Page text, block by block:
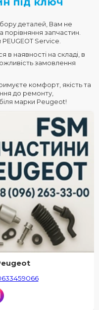
деталей, Вам не
порівняння запчастин.
Service.
в наявності на складі, в
замовлення
комфорт, якість та
до ремонту,
марки Peugeot!